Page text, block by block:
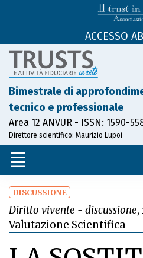
ACCESSO
Bimestrale di
tecnico e professionale
Area 12 ANVUR - ISSN: 1590-
Direttore scientifico: Maurizio Lupoi
DISCUSSIONE
Diritto vivente - discussione,
Valutazione Scientifica